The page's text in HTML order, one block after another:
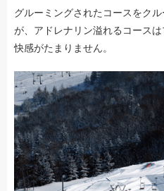
グルーミングされたコースをク
が、アドレナリン溢れるコース
快感がたまりません。